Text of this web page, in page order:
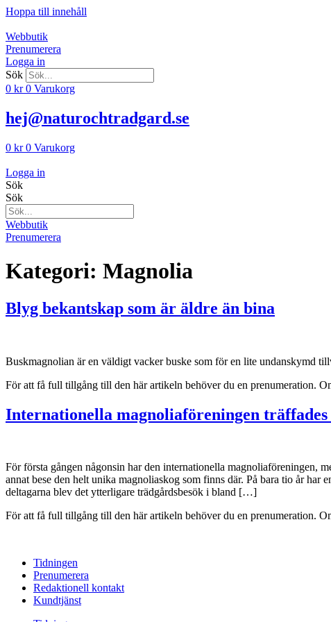
Hoppa till innehåll
Webbutik
Prenumerera
Logga in
Sök
0 kr 0 Varukorg
hej@naturochtradgard.se
0 kr 0 Varukorg
Logga in
Sök
Sök
Webbutik
Prenumerera
Kategori: Magnolia
Blyg bekantskap som är äldre än bina
Buskmagnolian är en väldigt vacker buske som för en lite undanskymd
För att få full tillgång till den här artikeln behöver du en prenumeration.
Internationella magnoliaföreningen
För första gången någonsin har den internationella magnoliaföreningen,
annat bese den helt unika magnoliaskog som finns där. På bara tio år
deltagarna blev det ytterligare trädgårdsbesök i bland […]
För att få full tillgång till den här artikeln behöver du en prenumeration.
Tidningen
Prenumerera
Redaktionell kontakt
Kundtjänst